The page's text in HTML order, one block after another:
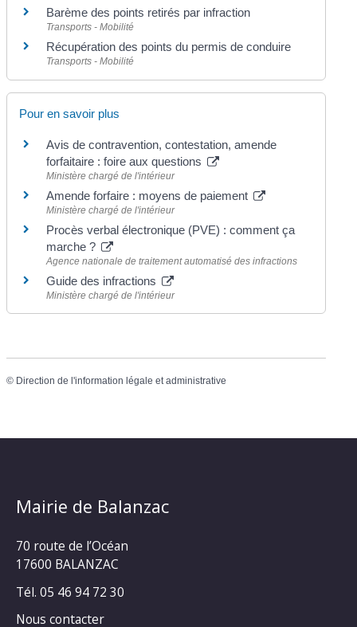
Barème des points retirés par infraction
Transports - Mobilité
Récupération des points du permis de conduire
Transports - Mobilité
Pour en savoir plus
Avis de contravention, contestation, amende
forfaitaire : foire aux questions
Ministère chargé de l'intérieur
Amende forfaire : moyens de paiement
Ministère chargé de l'intérieur
Procès verbal électronique (PVE) : comment ça
marche ?
Agence nationale de traitement automatisé des infractions
Guide des infractions
Ministère chargé de l'intérieur
© Direction de l'information légale et administrative
Mairie de Balanzac
70 route de l’Océan
17600 BALANZAC
Tél. 05 46 94 72 30
Nous contacter